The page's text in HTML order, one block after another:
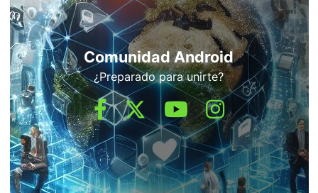
Comunidad Android
¿Preparado para unirte?